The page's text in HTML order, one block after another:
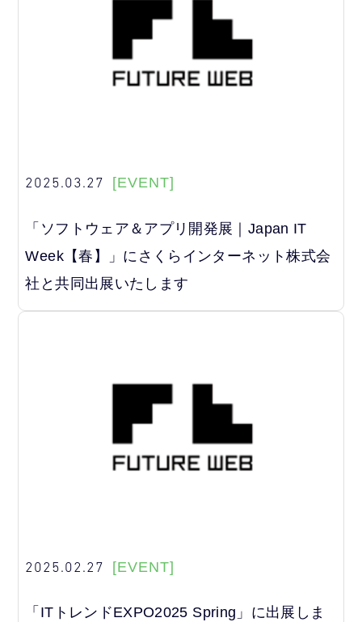
2025.03.27 [EVENT]
「ソフトウェア＆アプリ開発展｜Japan IT
Week【春】」にさくらインターネット株式会
社と共同出展いたします
2025.02.27 [EVENT]
「ITトレンドEXPO2025 Spring」に出展しま